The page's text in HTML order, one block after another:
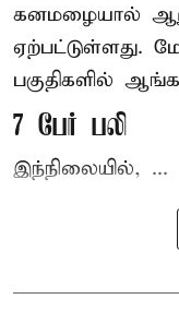
கனமழையால்
ஏற்பட்டுள்ளது.
பகுதிகளில்
7 பேர் பலி
இந்நிலையில், ...